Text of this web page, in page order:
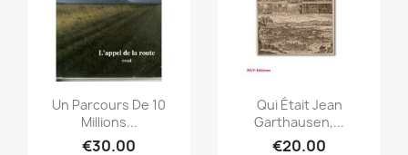
Quick view
Un Parcours De 10
Millions...
€30.00
Quick view
Qui Était Jean
Garthausen,...
€20.00